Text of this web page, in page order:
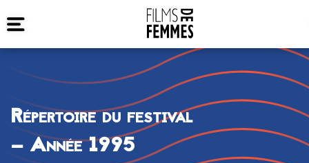
Répertoire du festival
— Année 1995